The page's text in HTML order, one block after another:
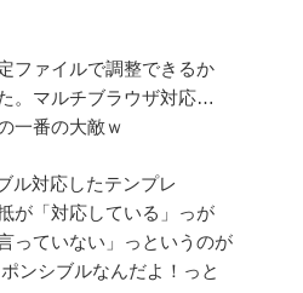
ファイルで調整できるか
。マルチブラウザ対応…
一番の大敵ｗ
ル対応したテンプレ
が「対応している」っが
っていない」っというのが
ンシブルなんだよ！っと